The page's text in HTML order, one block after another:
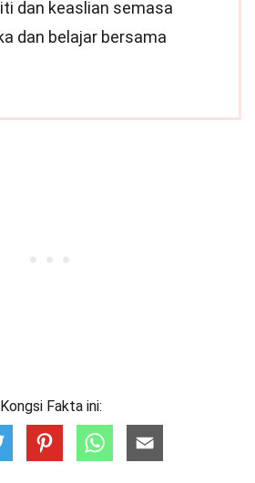
dan keaslian semasa
dan belajar bersama
Kongsi Fakta ini: